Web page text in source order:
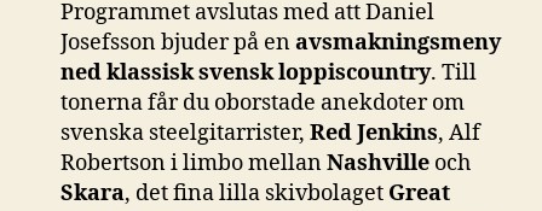
Programmet avslutas med att Daniel
Josefsson bjuder på enavsmakningsmeny
ned klassisk svensk loppiscountry. Till
tonerna får du oborstade anekdoter om
svenska steelgitarrister, Red Jenkins, Alf
Robertson i limbo mellanNashville och
Skara, det fina lilla skivbolaget Great